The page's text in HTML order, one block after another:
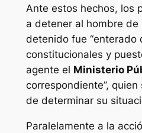
Ante estos hechos, los
a detener al hombre de
detenido fue “enterado
constitucionales y
agente el Ministerio
correspondiente”,
de determinar su
Paralelamente a la